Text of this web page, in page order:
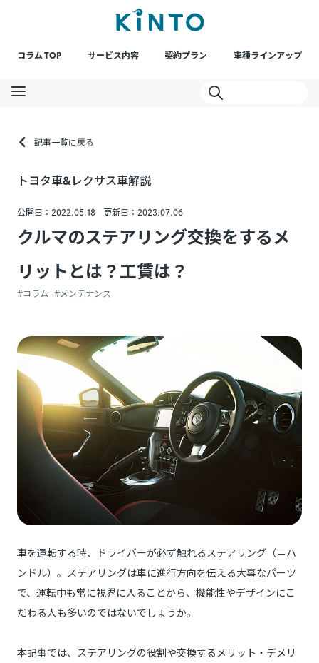
コラム TOP サービス内容 契約プラン 車種ラインアップ
記事一覧に戻る
トヨタ車&レクサス車解説
公開日：2022.05.18 更新日：2023.07.06
クルマのステアリング交換をするメ
リットとは？工賃は？
#コラム #メンテナンス
車を運転する時、ドライバーが必ず触れるステアリング（＝ハ
ンドル）。ステアリングは車に進行方向を伝える大事なパーツ
で、運転中も常に視界に入ることから、機能性やデザインにこ
だわる人も多いのではないでしょうか。
本記事では、ステアリングの役割や交換するメリット・デメリ